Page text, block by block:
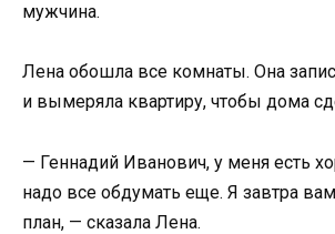
мужчина.
Лена обошла все комнаты. Она
и вымеряла квартиру, чтобы дома
— Геннадий Иванович, у меня есть
надо все обдумать еще. Я завтра
план, — сказала Лена.